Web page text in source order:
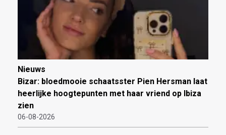
Nieuws
Bizar: bloedmooie schaatsster Pien Hersman laat
heerlijke hoogtepunten met haar vriend op Ibiza
zien
06-08-2026